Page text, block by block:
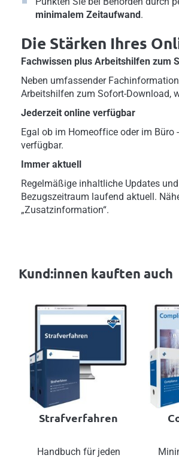
minimalem Zeitaufwand.
Die Stärken Ihres
Fachwissen plus Arbeitshilfen zum
Neben umfassender
Arbeitshilfen zum Sofort-Download,
Jederzeit online verfügbar
Egal ob im Homeoffice oder im Büro
verfügbar.
Immer aktuell
Regelmäßige inhaltliche Updates
Bezugszeitraum laufend aktuell.
„Zusatzinformation“.
Kund:innen kauften auch
Strafverfahren
Handbuch für jeden